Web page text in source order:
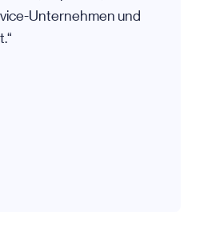
Unternehmen und